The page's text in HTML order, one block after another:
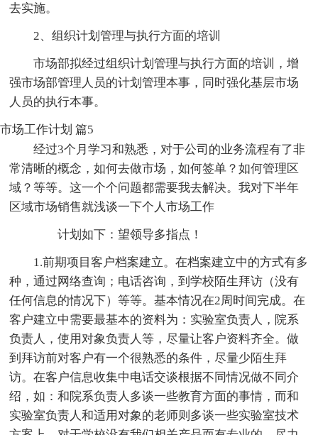
去实施。
2、组织计划管理与执行方面的培训
市场部拟经过组织计划管理与执行方面的培训，增
强市场部管理人员的计划管理本事，同时强化基层市场
人员的执行本事。
市场工作计划 篇5
经过3个月学习和熟悉，对于公司的业务流程有了非
常清晰的概念，如何去做市场，如何签单？如何管理区
域？等等。这一个个问题都需要我去解决。我对下半年
区域市场销售就浅谈一下个人市场工作
计划如下：望领导多指点！
1.前期项目客户档案建立。在档案建立中的方式有多
种，通过网络查询；电话咨询，到学校陌生拜访（没有
任何信息的情况下）等等。基本情况在2周时间完成。在
客户建立中需要最基本的资料为：实验室负责人，院系
负责人，使用对象负责人等，尽量让客户资料齐全。做
到拜访前对客户有一个很熟悉的条件，尽量少陌生拜
访。在客户信息收集中电话交谈根据不同情况做不同介
绍，如：和院系负责人多谈一些教育方面的事情，而和
实验室负责人和适用对象的老师则多谈一些实验室技术